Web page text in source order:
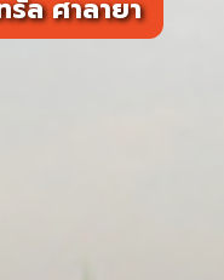
รัล ศาลายา